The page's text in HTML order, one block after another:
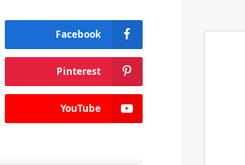
Facebook
Pinterest
YouTube